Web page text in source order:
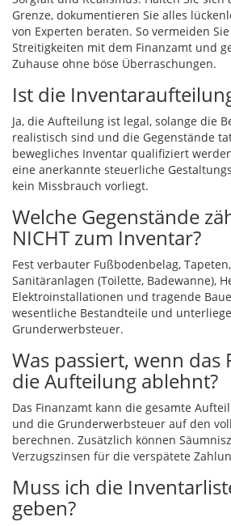
Grenze, dokumentieren Sie alles
von Experten beraten. So vermeiden
Streitigkeiten mit dem Finanzamt und
Zuhause ohne böse Überraschungen.
Ist die
Ja, die Aufteilung ist legal, solange die
realistisch sind und die Gegenstände
bewegliches Inventar qualifiziert
eine anerkannte steuerliche
kein Missbrauch vorliegt.
Welche Gegenstände
NICHT zum Inventar?
Fest verbauter Fußbodenbelag,
Sanitäranlagen (Toilette, Badewanne),
Elektroinstallationen und tragende
wesentliche Bestandteile und
Grunderwerbsteuer.
Was passiert, wenn das
die Aufteilung ablehnt?
Das Finanzamt kann die gesamte
und die Grunderwerbsteuer auf den
berechnen. Zusätzlich können
Verzugszinsen für die verspätete
Muss ich die
geben?